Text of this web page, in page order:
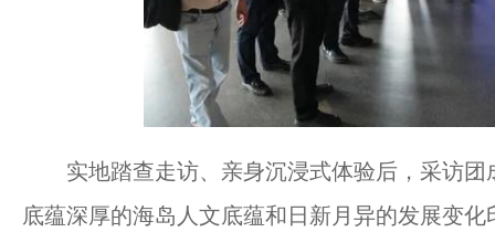
实地踏查走访、亲身沉浸式体验后，采访团
底蕴深厚的海岛人文底蕴和日新月异的发展变